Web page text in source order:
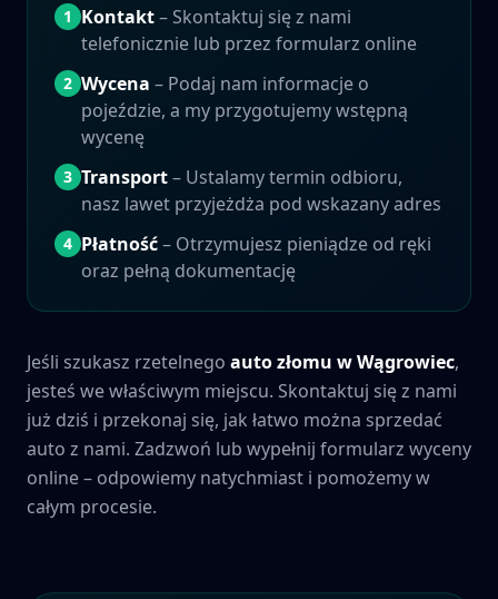
1 Kontakt– Skontaktuj się z nami
telefonicznie lub przez formularz online
2 Wycena – Podaj nam informacje o
pojeździe, a my przygotujemy wstępną
wycenę
3 Transport– Ustalamy termin odbioru,
nasz lawet przyjeżdża pod wskazany adres
4 Płatność– Otrzymujesz pieniądze od ręki
oraz pełną dokumentację
Jeśli szukasz rzetelnego auto złomu wWągrowiec,
jesteś we właściwym miejscu. Skontaktuj się z nami
już dziś i przekonaj się, jak łatwo można sprzedać
auto z nami. Zadzwoń lub wypełnij formularz wyceny
online – odpowiemy natychmiast i pomożemy w
całym procesie.